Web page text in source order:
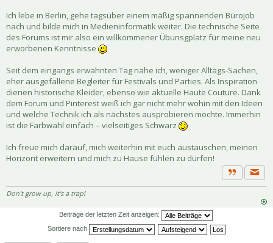
Ich lebe in Berlin, gehe tagsüber einem mäßig spannenden Bürojob
nach und bilde mich in Medieninformatik weiter. Die technische Seite
des Forums ist mir also ein willkommener Übunsgplatz für meine neu
erworbenen Kenntnisse
Seit dem eingangs erwähnten Tag nähe ich, weniger Alltags-Sachen,
eher ausgefallene Begleiter für Festivals und Parties. Als Inspiration
dienen historische Kleider, ebenso wie aktuelle Haute Couture. Dank
dem Forum und Pinterest weiß ich gar nicht mehr wohin mit den Ideen
und welche Technik ich als nächstes ausprobieren möchte. Immerhin
ist die Farbwahl einfach – vielseitiges Schwarz
Ich freue mich darauf, mich weiterhin mit euch austauschen, meinen
Horizont erweitern und mich zu Hause fühlen zu dürfen!
Zitat
Don't grow up, it's a trap!
Beiträge der letzten Zeit anzeigen:
Sortiere nach